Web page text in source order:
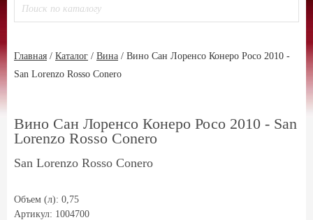
Главная / Каталог / Вина / Вино Сан Лоренсо Конеро Росо 2010 -
San Lorenzo Rosso Conero
Вино Сан Лоренсо Конеро Росо 2010 - San
Lorenzo Rosso Conero
San Lorenzo Rosso Conero
Объем (л): 0,75
Артикул: 1004700